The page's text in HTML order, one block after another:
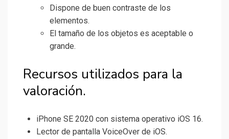
Dispone de buen contraste de los
elementos.
El tamaño de los objetos es aceptable o
grande.
Recursos utilizados para la
valoración.
iPhone SE 2020 con sistema operativo iOS 16.
Lector de pantalla VoiceOver de iOS.